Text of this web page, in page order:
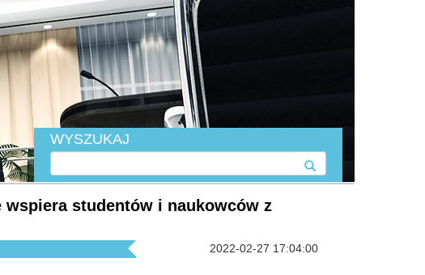
WYSZUKAJ
studentów i naukowców z
2022-02-27 17:04:00